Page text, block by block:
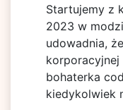
Startujemy z
2023 w
udowadnia,
korporacyjnej
bohaterka
kiedykolwiek